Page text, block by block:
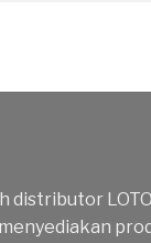
distributor